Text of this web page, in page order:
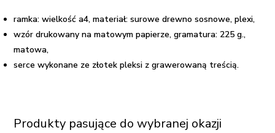
ramka: wielkość a4, materiał: surowe drewno sosnowe, plexi,
wzór drukowany na matowym papierze, gramatura: 225 g.,
matowa,
serce wykonane ze złotek pleksi z grawerowaną treścią.
Produkty pasujące do wybranej okazji